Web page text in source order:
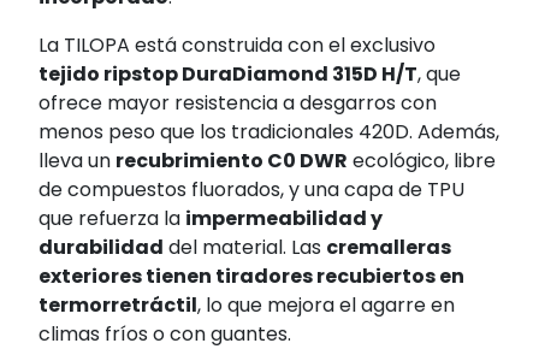
La TILOPA está construida con el exclusivo
tejido ripstop DuraDiamond 315D H/T, que
ofrece mayor resistencia a desgarros con
menos peso que los tradicionales 420D. Además,
lleva un recubrimiento C0 DWR ecológico, libre
de compuestos fluorados, y una capa de TPU
que refuerza la impermeabilidad y
durabilidad del material. Las cremalleras
exteriores tienen tiradores recubiertos en
termorretráctil, lo que mejora el agarre en
climas fríos o con guantes.